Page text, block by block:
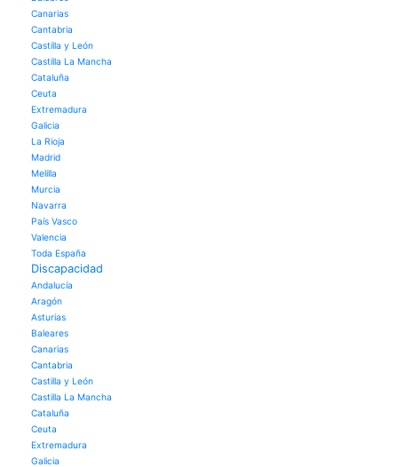
Canarias
Cantabria
Castilla y León
Castilla La Mancha
Cataluña
Ceuta
Extremadura
Galicia
La Rioja
Madrid
Melilla
Murcia
Navarra
País Vasco
Valencia
Toda España
Discapacidad
Andalucía
Aragón
Asturias
Baleares
Canarias
Cantabria
Castilla y León
Castilla La Mancha
Cataluña
Ceuta
Extremadura
Galicia